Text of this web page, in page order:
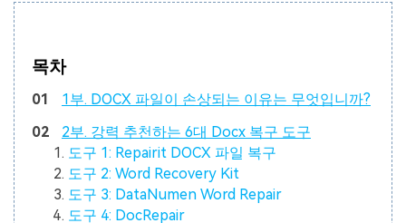
목차
01
1부. DOCX 파일이 손상되는 이유는 무엇입니까?
02
2부. 강력 추천하는 6대 Docx 복구 도구
도구 1: Repairit DOCX 파일 복구
도구 2: Word Recovery Kit
도구 3: DataNumen Word Repair
도구 4: DocRepair